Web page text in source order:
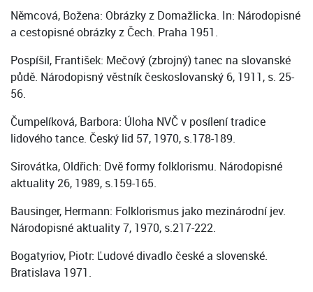
Němcová, Božena: Obrázky z Domažlicka. In: Národopisné
a cestopisné obrázky z Čech. Praha 1951.
Pospíšil, František: Mečový (zbrojný) tanec na slovanské
půdě. Národopisný věstník českoslovanský 6, 1911, s. 25-
56.
Čumpelíková, Barbora: Úloha NVČ v posílení tradice
lidového tance. Český lid 57, 1970, s.178-189.
Sirovátka, Oldřich: Dvě formy folklorismu. Národopisné
aktuality 26, 1989, s.159-165.
Bausinger, Hermann: Folklorismus jako mezinárodní jev.
Národopisné aktuality 7, 1970, s.217-222.
Bogatyriov, Piotr: Ľudové divadlo české a slovenské.
Bratislava 1971.